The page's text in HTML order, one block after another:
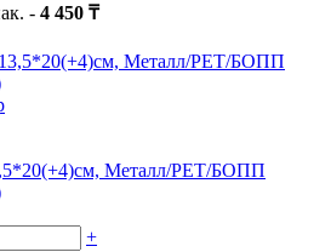
- 4 450 ₸
Металл/PET/БОПП
+